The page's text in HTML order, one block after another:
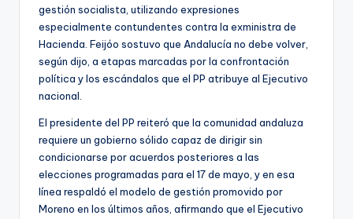
gestión socialista, utilizando expresiones
especialmente contundentes contra la exministra de
Hacienda. Feijóo sostuvo que Andalucía no debe volver,
según dijo, a etapas marcadas por la confrontación
política y los escándalos que el PP atribuye al Ejecutivo
nacional.
El presidente del PP reiteró que la comunidad andaluza
requiere un gobierno sólido capaz de dirigir sin
condicionarse por acuerdos posteriores a las
elecciones programadas para el 17 de mayo, y en esa
línea respaldó el modelo de gestión promovido por
Moreno en los últimos años, afirmando que el Ejecutivo